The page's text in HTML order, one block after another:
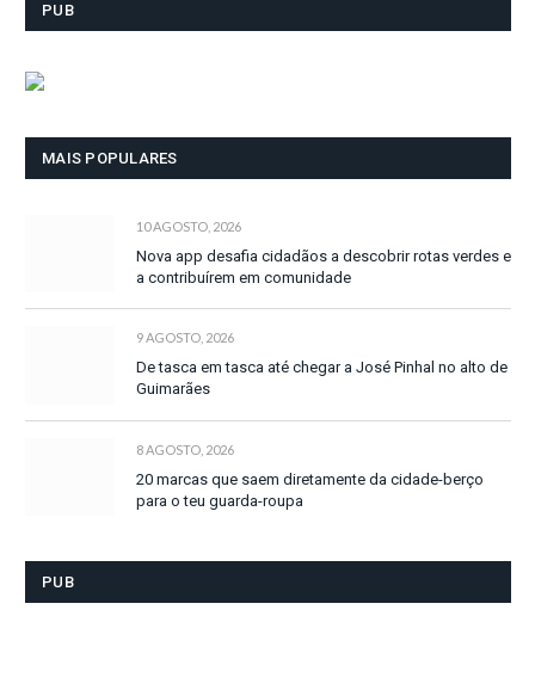
PUB
MAIS POPULARES
10 AGOSTO, 2026
Nova app desafia cidadãos a descobrir rotas verdes e
a contribuírem em comunidade
9 AGOSTO, 2026
De tasca em tasca até chegar a José Pinhal no alto de
Guimarães
8 AGOSTO, 2026
20 marcas que saem diretamente da cidade-berço
para o teu guarda-roupa
PUB